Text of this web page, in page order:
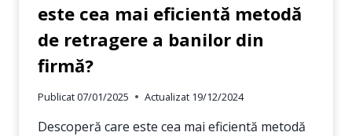
este cea mai eficientă metodă
de retragere a banilor din
firmă?
Publicat07/01/2025 Actualizat 19/12/2024
Descoperă care este cea mai eficientă metodă